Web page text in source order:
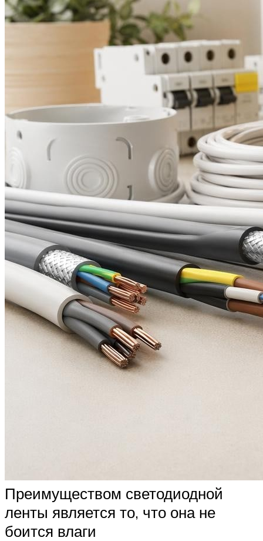
Преимуществом светодиодной
ленты является то, что она не
боится влаги